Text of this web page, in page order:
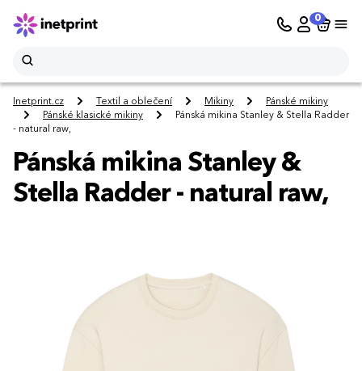
0
Inetprint.cz Textil a oblečení Mikiny
Pánské mikiny
Pánské klasické mikiny
Pánská mikina Stanley & Stella Radder
- natural raw,
Pánská mikina Stanley &
Stella Radder - natural raw,